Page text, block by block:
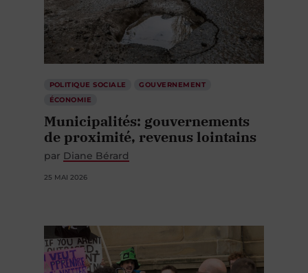
POLITIQUE SOCIALE
GOUVERNEMENT
ÉCONOMIE
Municipalités: gouvernements
de proximité, revenus lointains
par Diane Bérard
25 MAI 2026